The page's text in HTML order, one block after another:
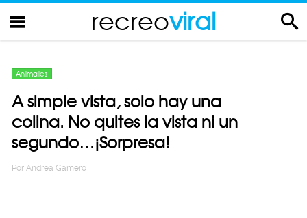
recreoviral
Animales
A simple vista, solo hay una
colina. No quites la vista ni un
segundo…¡Sorpresa!
Por Andrea Gamero